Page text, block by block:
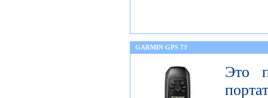
GARMIN GPS 73
Это